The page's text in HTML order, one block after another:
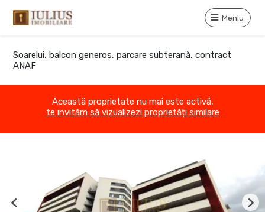
Meniu
Soarelui, balcon generos, parcare subterană, contract
ANAF
Această proprietate nu mai este activă,
te invităm să vizualizezi proprietăți similare
Previous